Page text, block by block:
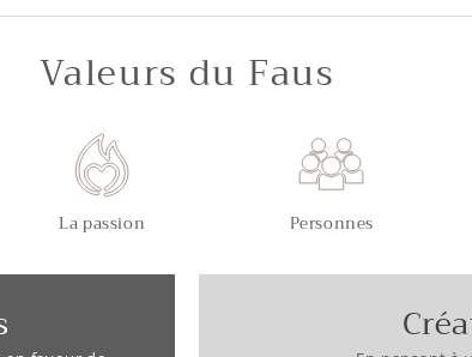
Valeurs du Faus
La passion Personnes